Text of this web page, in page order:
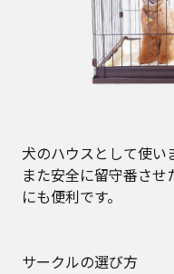
犬のハウスとして使い
また安全に留守番させ
にも便利です。
サークルの選び方